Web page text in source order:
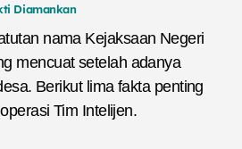
Diamankan
nama Kejaksaan Negeri
mencuat setelah adanya
Berikut lima fakta penting
Tim Intelijen.